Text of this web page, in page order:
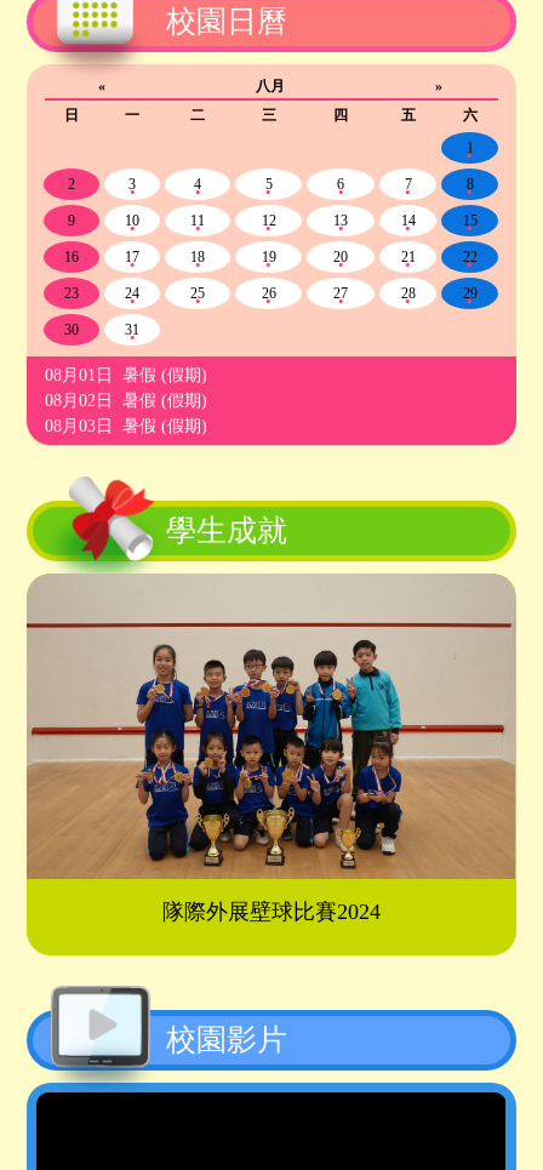
校園日曆
« 八月
»
日
一 二 三 四 五
六
1
2 3 4 5 6 7 8
9 10 11 12 13 14 15
16 17 18 19 20 21 22
23 24 25 26 27 28 29
30 31
08月01日 暑假 (假期)
08月02日 暑假 (假期)
08月03日 暑假 (假期)
08月04日 暑假 (假期)
08月05日 暑假 (假期)
08月06日 暑假 (假期)
08月07日 暑假 (假期)
08月08日 暑假 (假期)
08月09日 暑假 (假期)
08月11日 暑假 (假期)
08月12日 暑假 (假期)
08月13日 暑假 (假期)
08月14日 暑假 (假期)
08月15日 暑假 (假期)
08月16日 暑假 (假期)
08月17日 暑假 (假期)
08月18日 暑假 (假期)
08月19日 暑假 (假期)
08月20日 暑假 (假期)
08月21日 暑假 (假期)
08月22日 暑假 (假期)
08月24日 暑假 (假期)
08月25日 暑假 (假期)
08月26日 暑假 (假期)
08月27日 暑假 (假期)
08月28日 暑假 (假期)
08月29日 暑假 (假期)
學生成就
隊際外展壁球比賽2024
校園影片